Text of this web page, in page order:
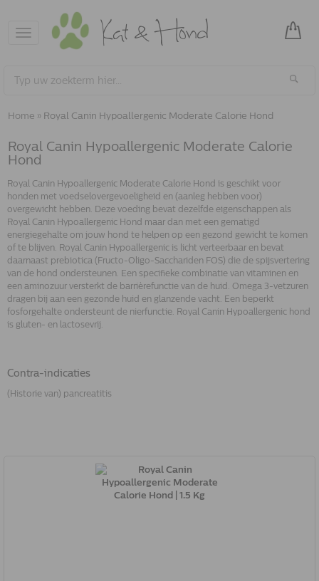
Toggle
navigation
Home » Royal Canin Hypoallergenic Moderate Calorie Hond
Royal Canin Hypoallergenic Moderate Calorie
Hond
Royal Canin Hypoallergenic Moderate Calorie Hond is geschikt voor
honden met voedselovergevoeligheid en (aanleg hebben voor)
overgewicht hebben. Deze voeding bevat dezelfde eigenschappen als
Royal Canin Hypoallergenic Hond maar dan met een gematigd
energiegehalte om jouw hond te helpen op een gezond gewicht te komen
of te blijven. Royal Canin Hypoallergenic is licht verteerbaar en bevat
daarnaast prebiotica (Fructo-Oligo-Sacchariden FOS) die de spijsvertering
van de hond ondersteunen. Een specifieke combinatie van vitaminen en
een aminozuur versterkt de barrièrefunctie van de huid. Omega 3-vetzuren
dragen bij aan een gezonde huid en glanzende vacht. Een beperkt
fosforgehalte ondersteunt de nierfunctie. Royal Canin Hypoallergenic hond
is gluten- en lactosevrij.
Contra-indicaties
(Historie van) pancreatitis